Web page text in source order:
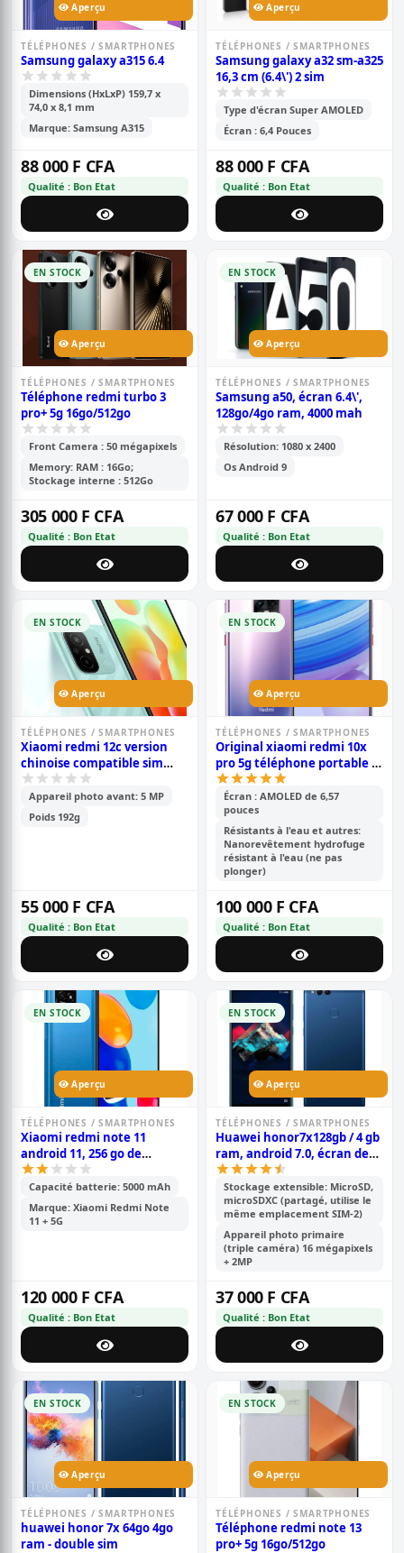
Aperçu
TÉLÉPHONES / SMARTPHONES
Samsung galaxy a315 6.4
Dimensions (HxLxP) 159,7 x
74,0 x 8,1 mm
Marque: Samsung A315
88 000 F CFA
Qualité : Bon Etat
Aperçu
TÉLÉPHONES / SMARTPHONES
Samsung galaxy a32 sm-a325
16,3 cm (6.4\') 2 sim
Type d'écran Super AMOLED
Écran : 6,4 Pouces
88 000 F CFA
Qualité : Bon Etat
EN STOCK
Aperçu
TÉLÉPHONES / SMARTPHONES
Téléphone redmi turbo 3
pro+ 5g 16go/512go
Front Camera : 50 mégapixels
Memory: RAM : 16Go;
Stockage interne : 512Go
305 000 F CFA
Qualité : Bon Etat
EN STOCK
Aperçu
TÉLÉPHONES / SMARTPHONES
Samsung a50, écran 6.4\',
128go/4go ram, 4000 mah
Résolution: 1080 x 2400
Os Android 9
67 000 F CFA
Qualité : Bon Etat
EN STOCK
Aperçu
TÉLÉPHONES / SMARTPHONES
Xiaomi redmi 12c version
chinoise compatible sim
cdma camtel - pouce- 6.71\' -
64go /4go ram - 2sim -
caméra- 50mp+0.8mp/5mp -
batterie-5000 mah - 6 mois
Appareil photo avant: 5 MP
Poids 192g
55 000 F CFA
Qualité : Bon Etat
EN STOCK
Aperçu
TÉLÉPHONES / SMARTPHONES
Original xiaomi redmi 10x
pro 5g téléphone portable |
8gb ram /256gb rom | mtk
820 octa core | 48mp ai quad
camera | 4520mah battery |
6.57 full screen | fingerprint
id
Écran : AMOLED de 6,57
pouces
Résistants à l'eau et autres:
Nanorevêtement hydrofuge
résistant à l'eau (ne pas
plonger)
100 000 F CFA
Qualité : Bon Etat
EN STOCK
Aperçu
TÉLÉPHONES / SMARTPHONES
Xiaomi redmi note 11
android 11, 256 go de
stockage et 8 go de ram,
écran : 6,6 pouces tft lcd ips,
double caméra arrière de 50
mp + 8 mp, batterie de 5000
Capacité batterie: 5000 mAh
Marque: Xiaomi Redmi Note
11 + 5G
120 000 F CFA
Qualité : Bon Etat
EN STOCK
Aperçu
TÉLÉPHONES / SMARTPHONES
Huawei honor7x128gb / 4 gb
ram, android 7.0, écran de
5,93 pouces, double caméra
arrière 16 mp + 2 mp, 3340
mah
Stockage extensible: MicroSD,
microSDXC (partagé, utilise le
même emplacement SIM-2)
Appareil photo primaire
(triple caméra) 16 mégapixels
+ 2MP
37 000 F CFA
Qualité : Bon Etat
EN STOCK
Aperçu
TÉLÉPHONES / SMARTPHONES
huawei honor 7x 64go 4go
ram - double sim
EN STOCK
Aperçu
TÉLÉPHONES / SMARTPHONES
Téléphone redmi note 13
pro+ 5g 16go/512go